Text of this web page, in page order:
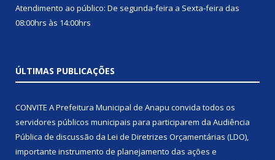
Atendimento ao público: De segunda-feira a Sexta-feira das
08:00hrs às 14:00hrs
ÚLTIMAS PUBLICAÇÕES
CONVITE A Prefeitura Municipal de Anapu convida todos os
servidores públicos municipais para participarem da Audiência
Pública de discussão da Lei de Diretrizes Orçamentárias (LDO),
importante instrumento de planejamento das ações e